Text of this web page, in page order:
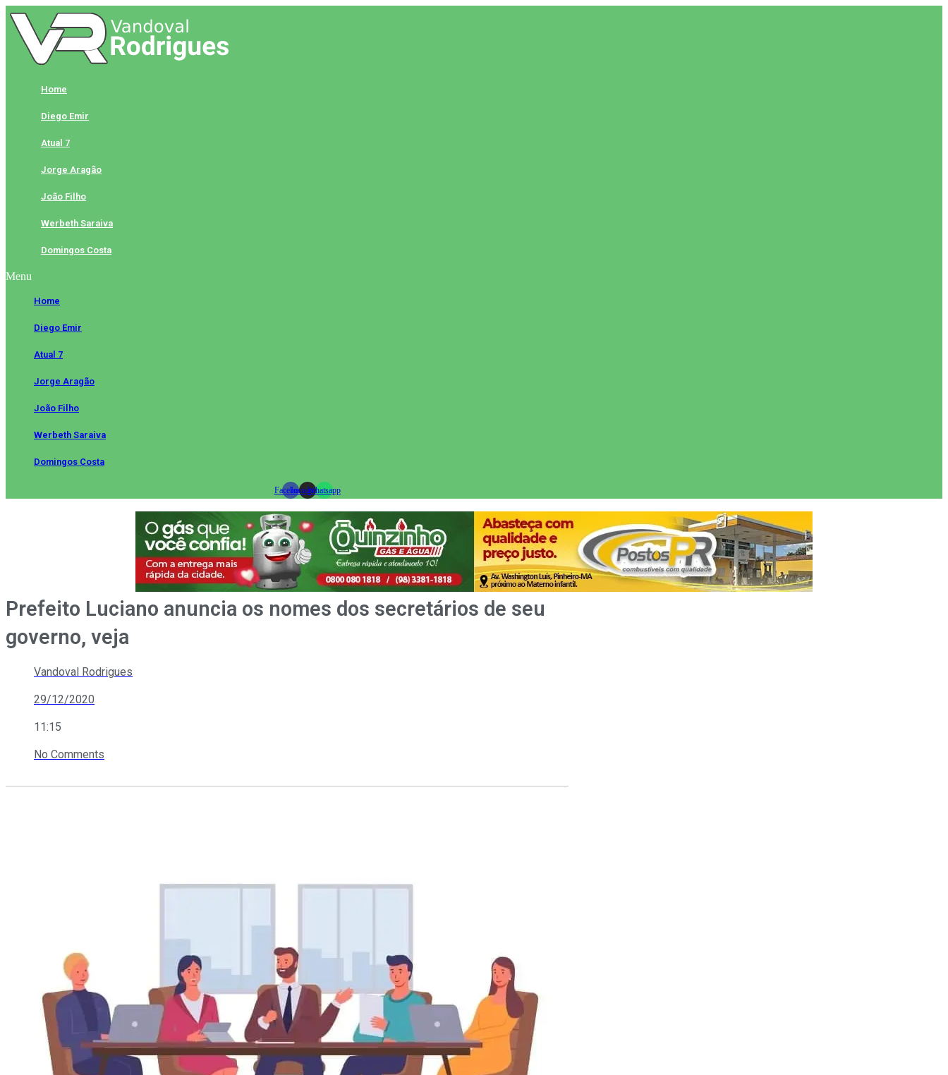
Skip
to
content
Home
Diego Emir
Atual 7
Jorge Aragão
João Filho
Werbeth Saraiva
Domingos Costa
Menu
Home
Diego Emir
Atual 7
Jorge Aragão
João Filho
Werbeth Saraiva
Domingos Costa
FacebookInstagramWhatsapp
Prefeito Luciano anuncia os nomes dos secretários de seu
governo, veja
Vandoval Rodrigues
29/12/2020
11:15
No Comments